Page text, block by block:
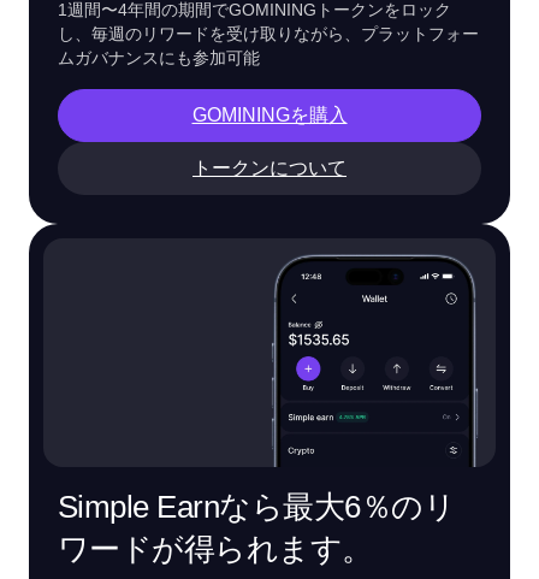
1週間〜4年間の期間でGOMININGトークンをロック
し、毎週のリワードを受け取りながら、プラットフォー
ムガバナンスにも参加可能
GOMININGを購入
トークンについて
Simple Earnなら最大6％のリ
ワードが得られます。